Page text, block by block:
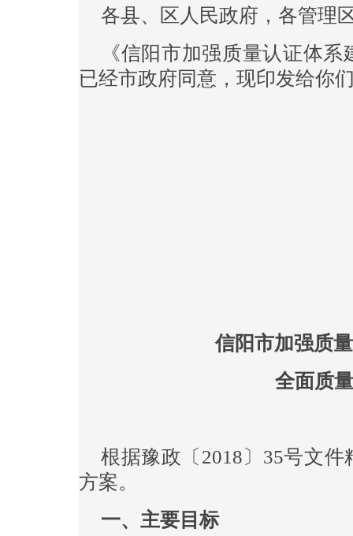
各县、区人民政府，各管理
《信阳市加强质量认证体
已经市政府同意，现印发给你
信阳市加强质
全面质
根据豫政〔2018〕35号文
方案。
一、主要目标